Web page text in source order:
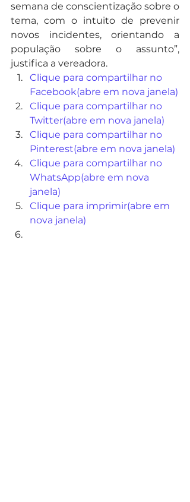
semana de conscientização sobre o
tema, com o intuito de prevenir
novos incidentes, orientando a
população sobre o assunto”,
justifica a vereadora.
Clique para compartilhar no
Facebook(abre em nova janela)
Clique para compartilhar no
Twitter(abre em nova janela)
Clique para compartilhar no
Pinterest(abre em nova janela)
Clique para compartilhar no
WhatsApp(abre em nova
janela)
Clique para imprimir(abre em
nova janela)